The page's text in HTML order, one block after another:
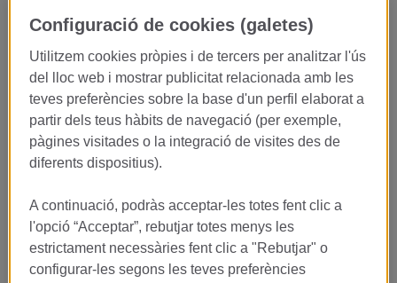
Junior Suite Patio
VEURE HABITACIÓ
King Size
32 m2
2 adults
Configuració de cookies (galetes)
Utilitzem cookies pròpies i de tercers per analitzar l'ús
del lloc web i mostrar publicitat relacionada amb les
teves preferències sobre la base d'un perfil elaborat a
partir dels teus hàbits de navegació (per exemple,
pàgines visitades o la integració de visites des de
diferents dispositius).
A continuació, podràs acceptar-les totes fent clic a
l'opció “Acceptar”, rebutjar totes menys les
estrictament necessàries fent clic a "Rebutjar" o
configurar-les segons les teves preferències